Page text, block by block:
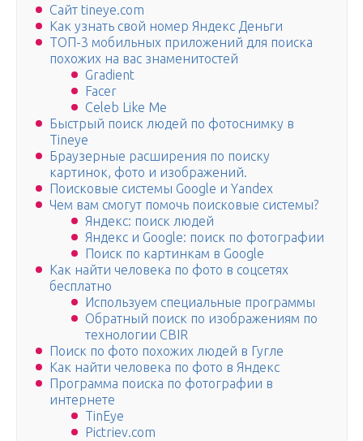
Сайт tineye.com
Как узнать свой номер Яндекс Деньги
ТОП-3 мобильных приложений для поиска
похожих на вас знаменитостей
Gradient
Facer
Celeb Like Me
Быстрый поиск людей по фотоснимку в
Tineye
Браузерные расширения по поиску
картинок, фото и изображений.
Поисковые системы Google и Yandex
Чем вам смогут помочь поисковые системы?
Яндекс: поиск людей
Яндекс и Google: поиск по фотографии
Поиск по картинкам в Google
Как найти человека по фото в соцсетях
бесплатно
Используем специальные программы
Обратный поиск по изображениям по
технологии CBIR
Поиск по фото похожих людей в Гугле
Как найти человека по фото в Яндекс
Программа поиска по фотографии в
интернете
TinEye
Pictriev.com